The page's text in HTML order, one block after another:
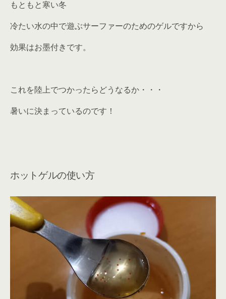
もともと寒い冬
冷たい水の中で遊ぶサーファーのためのゲルですから
効果はお墨付きです。
これを陸上でつかったらどうなるか・・・
暑いに決まっているのです！
ホットゲルの使い方